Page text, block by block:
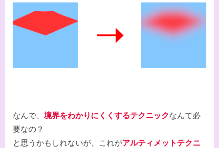
なんで、 境界をわかりにくくするテクニックなんて必
要なの？
と思うかもしれないが、これがアルティメットテクニ